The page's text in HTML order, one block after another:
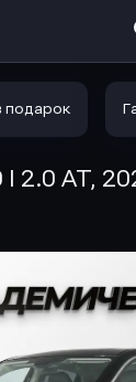
подарок
I 2.0 AT,